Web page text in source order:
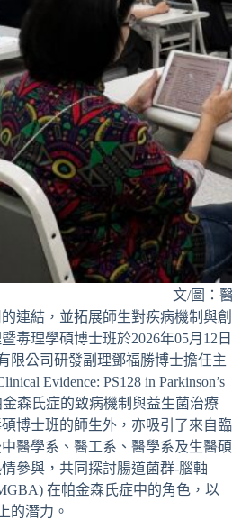
文/圖：
連結，並拓展師生對疾病機制與創
毒理學碩博士班於2026年05月12日
限公司研發副理鄧福勝博士擔任主
Evidence: PS128 in Parkinson’s
金森氏症的致病機制與益生菌治療
博士班的師生外，亦吸引了來自臨
醫學系、醫工系、醫學系及生醫碩
參與，共同探討腸道菌群-腦軸
在帕金森氏症中的角色，以
的潛力。